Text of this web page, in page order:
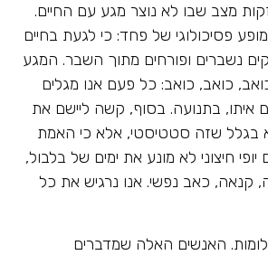
מצב שבו לא נוצר מגע עם החיים.
פסיכולוגי של פחד: כי לגעת בחיים
נשברים ופורחים מתוך השבר. המגע
כואב, כואב: כל פעם אנו מגלים
איתו, בתנועה. בסוף, קשה ליישם את
בגלל שזה סטטיסטי, אלא כי האמת
יופי חיצוני לא מונע את ימים של בלבול,
קנאה, כאב נפשי. אנו נרגיש את כל
האנשים האלה שמדברים